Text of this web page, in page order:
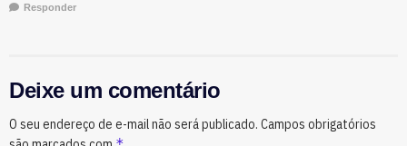
Responder
Deixe um comentário
O seu endereço de e-mail não será publicado. Campos obrigatórios